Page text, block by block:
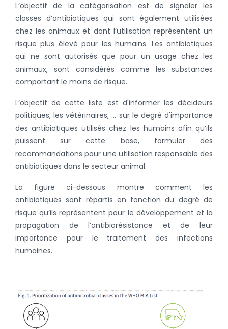
L’objectif de la catégorisation est de signaler les
classes d’antibiotiques qui sont également utilisées
chez les animaux et dont l’utilisation représentent un
risque plus élevé pour les humains. Les antibiotiques
qui ne sont autorisés que pour un usage chez les
animaux, sont considérés comme les substances
comportant le moins de risque.
L’objectif de cette liste est d'informer les décideurs
politiques, les vétérinaires, ... sur le degré d'importance
des antibiotiques utilisés chez les humains afin qu’ils
puissent sur cette base, formuler des
recommandations pour une utilisation responsable des
antibiotiques dans le secteur animal.
La figure ci-dessous montre comment les
antibiotiques sont répartis en fonction du degré de
risque qu’ils représentent pour le développement et la
propagation de l’antibiorésistance et de leur
importance pour le traitement des infections
humaines.